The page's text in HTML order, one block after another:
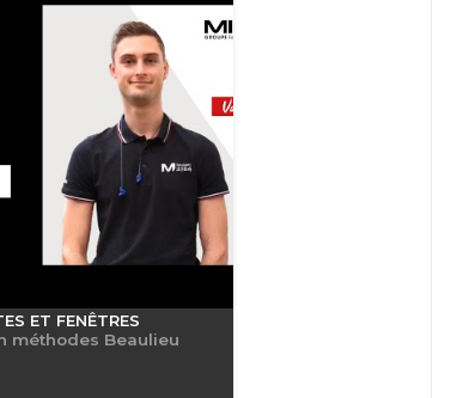
ET FENÊTRES
méthodes Beaulieu